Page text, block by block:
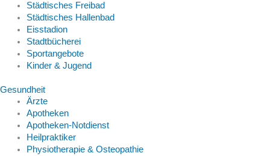
Städtisches Freibad
Städtisches Hallenbad
Eisstadion
Stadtbücherei
Sportangebote
Kinder & Jugend
Gesundheit
Ärzte
Apotheken
Apotheken-Notdienst
Heilpraktiker
Physiotherapie & Osteopathie